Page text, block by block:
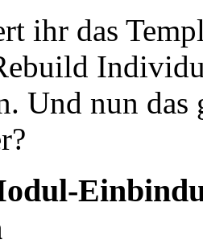
ihr das
Und nun das